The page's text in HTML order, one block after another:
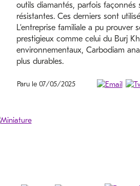
outils diamantés, parfois façonnés
résistantes. Ces derniers sont
L’entreprise familiale a pu
prestigieux comme celui du Burj
environnementaux, Carbodiam
plus durables.
Paru le 07/05/2025